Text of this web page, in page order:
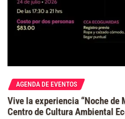
AGENDA DE EVENTOS
Vive la experiencia “Noche de
Centro de Cultura Ambiental